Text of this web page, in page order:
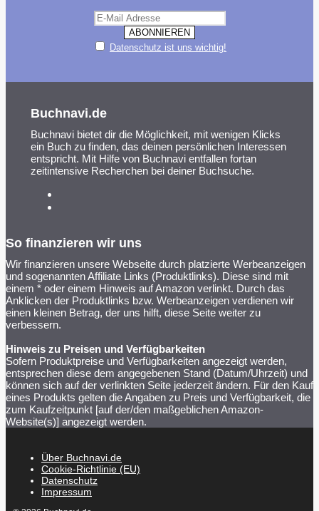
Datenschutz ist uns wichtig!
Buchnavi.de
Buchnavi bietet dir die Möglichkeit, mit wenigen Klicks
ein Buch zu finden, das deinen persönlichen Interessen
entspricht. Mit Hilfe von Buchnavi entfallen fortan
zeitintensive Recherchen bei deiner Buchsuche.
So finanzieren wir uns
Wir finanzieren unsere Webseite durch platzierte Werbeanzeigen
und sogenannten Affiliate Links (Produktlinks). Diese sind mit
einem * oder einem Hinweis auf Amazon verlinkt. Durch das
Anklicken der Produktlinks bzw. Werbeanzeigen verdienen wir
einen kleinen Betrag, der uns hilft, diese Seite weiter zu
verbessern.
Hinweis zu Preisen und Verfügbarkeiten
Sofern Produktpreise und Verfügbarkeiten angezeigt werden,
entsprechen diese dem angegebenen Stand (Datum/Uhrzeit) und
können sich auf der verlinkten Seite jederzeit ändern. Für den Kauf
eines Produkts gelten die Angaben zu Preis und Verfügbarkeit, die
zum Kaufzeitpunkt [auf der/den maßgeblichen Amazon-
Website(s)] angezeigt werden.
Über Buchnavi.de
Cookie-Richtlinie (EU)
Datenschutz
Impressum